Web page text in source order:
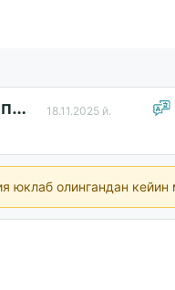
Техническое задание (к Договору на создание программного обеспечения) 18.11.2025 й.
юклаб олингандан